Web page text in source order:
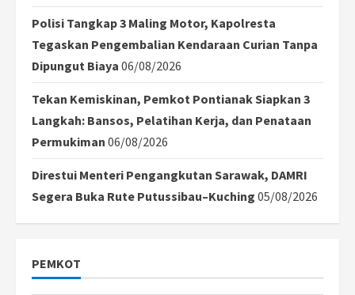
Polisi Tangkap 3 Maling Motor, Kapolresta
Tegaskan Pengembalian Kendaraan Curian Tanpa
Dipungut Biaya 06/08/2026
Tekan Kemiskinan, Pemkot Pontianak Siapkan 3
Langkah: Bansos, Pelatihan Kerja, dan Penataan
Permukiman 06/08/2026
Direstui Menteri Pengangkutan Sarawak, DAMRI
Segera Buka Rute Putussibau–Kuching 05/08/2026
PEMKOT